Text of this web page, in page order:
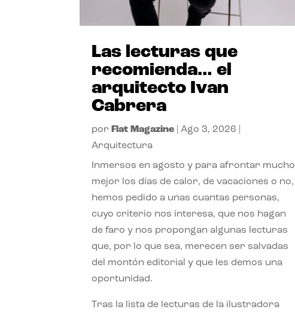
Las lecturas que
recomienda… el
arquitecto Ivan
Cabrera
por Flat Magazine |Ago 3, 2026
Arquitectura
Inmersos en agosto y para afrontar mucho
mejor los días de calor, de vacaciones o no,
hemos pedido a unas cuantas personas,
cuyo criterio nos interesa, que nos hagan
de faro y nos propongan algunas lecturas
que, por lo que sea, merecen ser salvadas
del montón editorial y que les demos una
oportunidad.
Tras la lista de lecturas de la ilustradora